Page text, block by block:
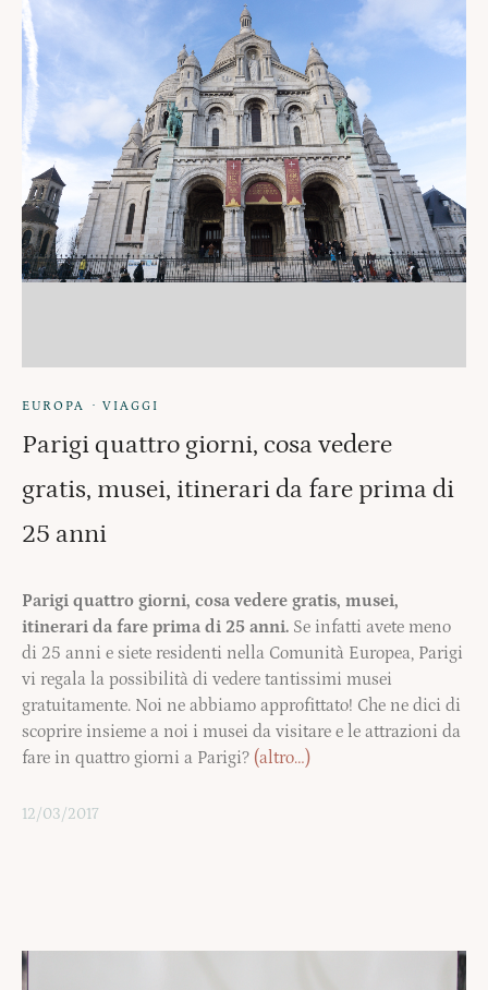
EUROPA · VIAGGI
Parigi quattro giorni, cosa vedere
gratis, musei, itinerari da fare prima di
25 anni
Parigi quattro giorni, cosa vedere gratis, musei,
itinerari da fare prima di 25 anni. Se infatti avete meno
di 25 anni e siete residenti nella Comunità Europea, Parigi
vi regala la possibilità di vedere tantissimi musei
gratuitamente. Noi ne abbiamo approfittato! Che ne dici di
scoprire insieme a noi i musei da visitare e le attrazioni da
fare in quattro giorni a Parigi? (altro…)
12/03/2017